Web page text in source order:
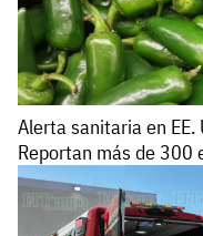
Alerta sanitaria en EE.
Reportan más de 300